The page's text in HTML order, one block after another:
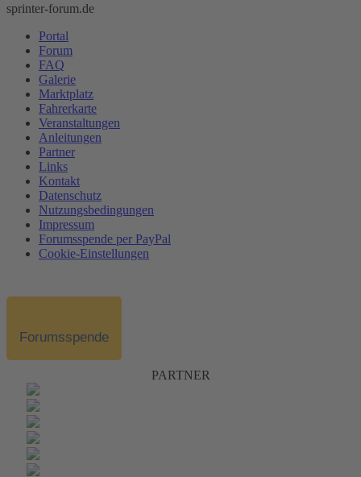
sprinter-forum.de
Portal
Forum
FAQ
Galerie
Marktplatz
Fahrerkarte
Veranstaltungen
Anleitungen
Partner
Links
Kontakt
Datenschutz
Nutzungsbedingungen
Impressum
Forumsspende per PayPal
Cookie-Einstellungen
Forumsspende
PARTNER